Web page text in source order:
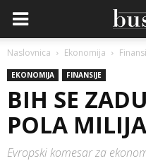
Naslovnica Ekonomija
EKONOMIJA FINANSIJE
BIH SE
POLA
Evropski komesar za